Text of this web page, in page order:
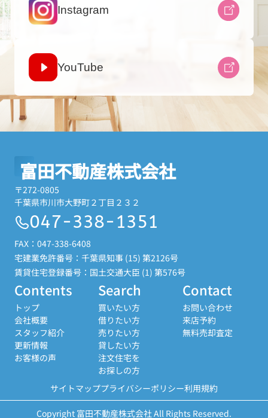
Instagram
YouTube
富田不動産株式会社
〒272-0805
千葉県市川市大野町２丁目２３２
047-338-1351
FAX：047-338-6408
宅建業免許番号：千葉県知事 (15) 第2126号
賃貸住宅登録番号：国土交通大臣 (1) 第576号
Contents
トップ
会社概要
スタッフ紹介
更新情報
お客様の声
Search
買いたい方
借りたい方
売りたい方
貸したい方
注文住宅を
お探しの方
Contact
お問い合わせ
来店予約
無料売却査定
サイトマッププライバシーポリシー利用規約
Copyright 富田不動産株式会社 All Rights Reserved.